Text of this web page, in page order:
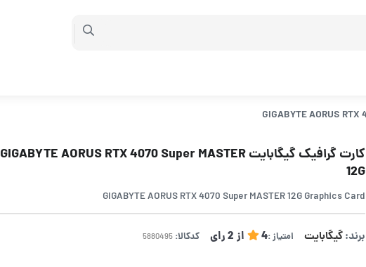
کارت گرافیک گیگابایت GIGABYTE AORUS RTX 4070 Super MASTER
12G
GIGABYTE AORUS RTX 4070 Super MASTER 12G Graphics Card
برند:گیگابایت امتیاز :4 از 2رای کدکالا: